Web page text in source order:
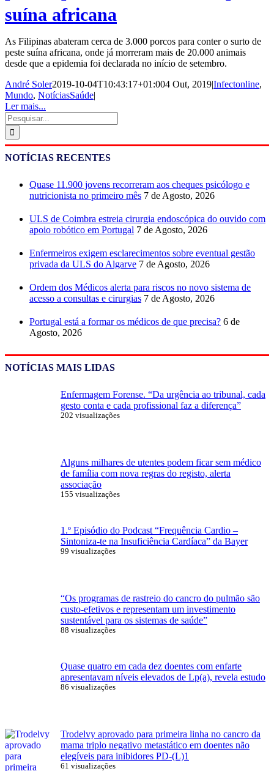
suína africana
As Filipinas abateram cerca de 3.000 porcos para conter o surto de
peste suína africana, onde já morreram mais de 20.000 animais
desde que a epidemia foi declarada no início de setembro.
André Soler2019-10-04T10:43:17+01:004 Out, 2019|Infectonline,
Mundo, NotíciasSaúde|
Ler mais...
Pesquisar
NOTÍCIAS RECENTES
Quase 11.900 jovens recorreram aos cheques psicólogo e
nutricionista no primeiro mês 7 de Agosto, 2026
ULS de Coimbra estreia cirurgia endoscópica do ouvido com
apoio robótico em Portugal 7 de Agosto, 2026
Enfermeiros exigem esclarecimentos sobre eventual gestão
privada da ULS do Algarve 7 de Agosto, 2026
Ordem dos Médicos alerta para riscos no novo sistema de
acesso a consultas e cirurgias 7 de Agosto, 2026
Portugal está a formar os médicos de que precisa? 6 de
Agosto, 2026
NOTÍCIAS MAIS LIDAS
Enfermagem Forense. “Da urgência ao tribunal, cada
gesto conta e cada profissional faz a diferença”
202 visualizações
Alguns milhares de utentes podem ficar sem médico
de família com nova regras do registo, alerta
associação
155 visualizações
1.º Episódio do Podcast “Frequência Cardio –
Sintoniza-te na Insuficiência Cardíaca” da Bayer
99 visualizações
“Os programas de rastreio do cancro do pulmão são
custo-efetivos e representam um investimento
sustentável para os sistemas de saúde”
88 visualizações
Quase quatro em cada dez doentes com enfarte
apresentavam níveis elevados de Lp(a), revela estudo
86 visualizações
Trodelvy aprovado para primeira linha no cancro da
mama triplo negativo metastático em doentes não
elegíveis para inibidores PD-(L)1
61 visualizações